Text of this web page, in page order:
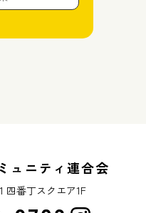
ュニティ連合会
四番丁スクエア1F